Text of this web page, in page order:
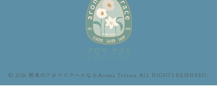
© 2026 熊本のアロマスクールならAroma Terrace ALL RIGHTS RESERVED.